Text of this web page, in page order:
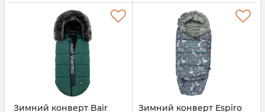
Зимний конверт Bair
Зимний конверт Espiro